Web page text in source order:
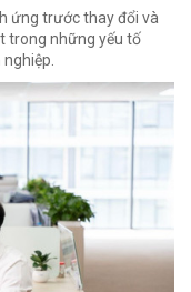
ứng trước thay đổi và
trong những yếu tố